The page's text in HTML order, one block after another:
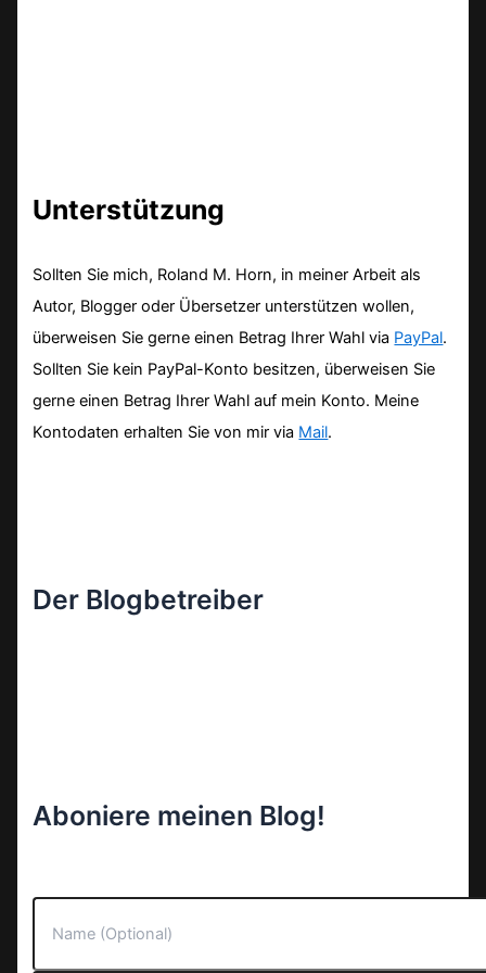
Unterstützung
Sollten Sie mich, Roland M. Horn, in meiner Arbeit als
Autor, Blogger oder Übersetzer unterstützen wollen,
überweisen Sie gerne einen Betrag Ihrer Wahl via PayPal.
Sollten Sie kein PayPal-Konto besitzen, überweisen Sie
gerne einen Betrag Ihrer Wahl auf mein Konto. Meine
Kontodaten erhalten Sie von mir via Mail.
Der Blogbetreiber
Aboniere meinen Blog!